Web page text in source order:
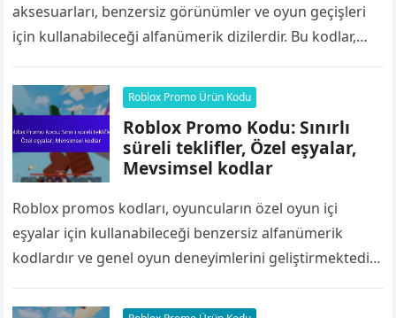
aksesuarları, benzersiz görünümler ve oyun geçişleri
için kullanabileceği alfanümerik dizilerdir. Bu kodlar,
özelleştirerek oyun deneyimlerini geliştirmelerine…
Roblox Promo Ürün Kodu
Roblox Promo Kodu: Sınırlı
süreli teklifler, Özel eşyalar,
Mevsimsel kodlar
Roblox promos kodları, oyuncuların özel oyun içi
eşyalar için kullanabileceği benzersiz alfanümerik
kodlardır ve genel oyun deneyimlerini geliştirmektedir.
oynayışıyla…